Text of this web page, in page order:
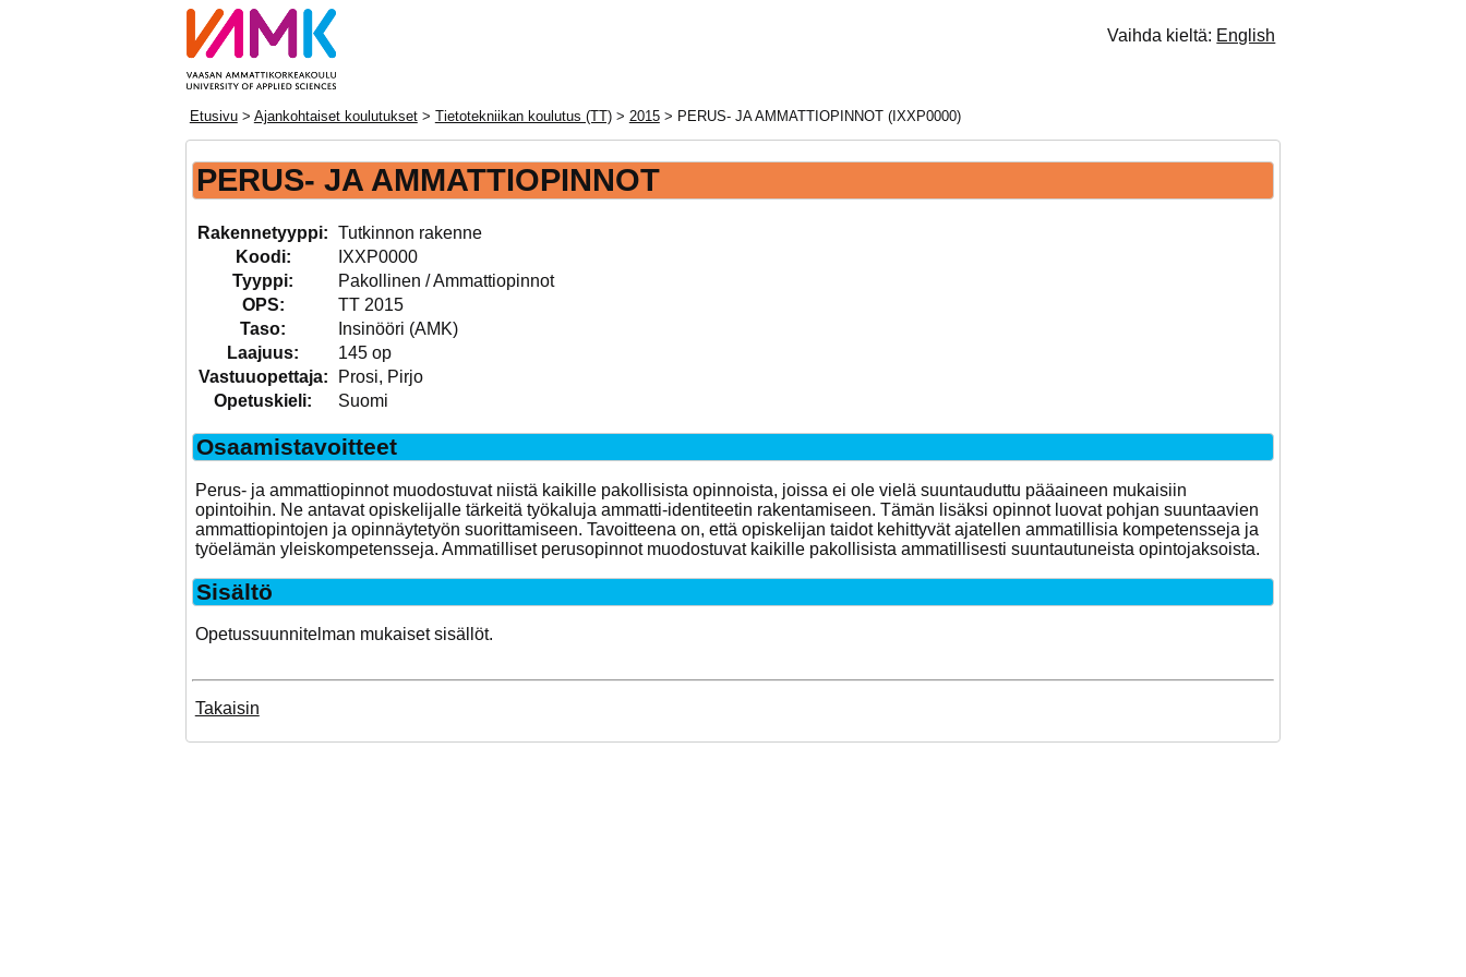
Vaihda kieltä: English
Etusivu> Ajankohtaiset koulutukset> Tietotekniikan koulutus (TT)> 2015> PERUS- JA AMMATTIOPINNOT (IXXP0000)
PERUS- JA AMMATTIOPINNOT
Rakennetyyppi: Tutkinnon rakenne
Koodi:
IXXP0000
Tyyppi:
Pakollinen / Ammattiopinnot
OPS:
TT 2015
Taso:
Insinööri (AMK)
Laajuus:
145 op
Vastuuopettaja:
Prosi, Pirjo
Opetuskieli:
Suomi
Osaamistavoitteet
Perus- ja ammattiopinnot muodostuvat niistä kaikille pakollisista opinnoista, joissa ei ole vielä suuntauduttu pääaineen mukaisiin
opintoihin. Ne antavat opiskelijalle tärkeitä työkaluja ammatti-identiteetin rakentamiseen. Tämän lisäksi opinnot luovat pohjan suuntaavien
ammattiopintojen ja opinnäytetyön suorittamiseen. Tavoitteena on, että opiskelijan taidot kehittyvät ajatellen ammatillisia kompetensseja ja
työelämän yleiskompetensseja. Ammatilliset perusopinnot muodostuvat kaikille pakollisista ammatillisesti suuntautuneista opintojaksoista.
Sisältö
Opetussuunnitelman mukaiset sisällöt.
Takaisin